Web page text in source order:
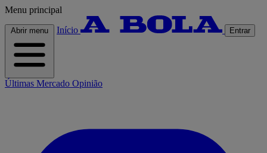
Menu principal
Abrir menu Início Entrar
Últimas Mercado Opinião